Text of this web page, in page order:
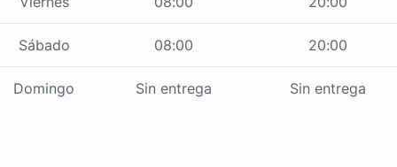
Sábado 08:00 20:00
Domingo Sin entrega Sin entrega